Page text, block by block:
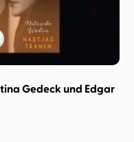
Gedeck und Edgar